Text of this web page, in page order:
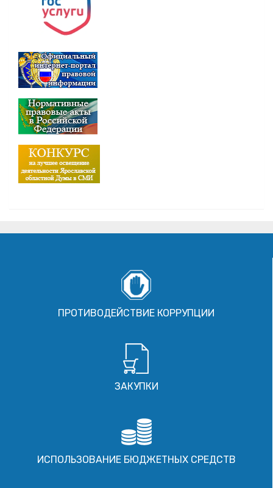
ПРОТИВОДЕЙСТВИЕ КОРРУПЦИИ
ЗАКУПКИ
ИСПОЛЬЗОВАНИЕ БЮДЖЕТНЫХ СРЕДСТВ